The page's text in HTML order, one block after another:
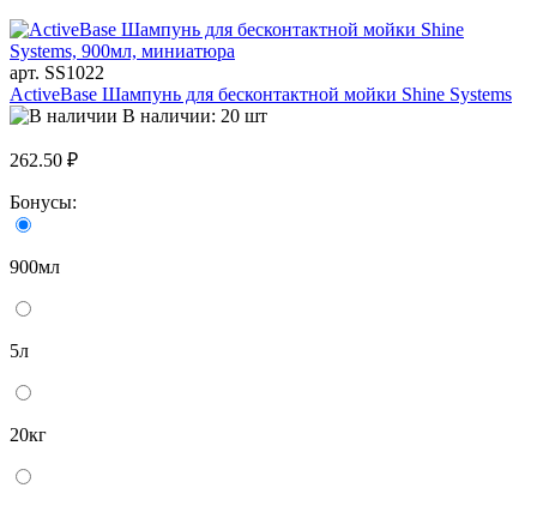
арт. SS1022
ActiveBase Шампунь для бесконтактной мойки Shine Systems
В наличии: 20 шт
262.50 ₽
Бонусы:
900мл
5л
20кг